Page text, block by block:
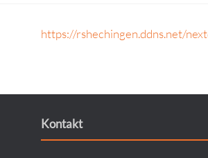
https://rshechingen.ddns.net/
Kontakt